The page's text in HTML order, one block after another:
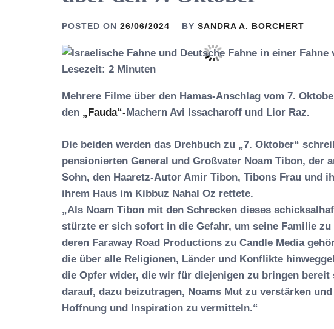
POSTED ON 26/06/2024 BY SANDRA A. BORCHERT
Lesezeit: 2 Minuten
Mehrere Filme über den Hamas-Anschlag vom 7.
den „Fauda“-Machern Avi Issacharoff und Lior Raz.
Die beiden werden das Drehbuch zu „7. Oktober“
pensionierten General und Großvater Noam Tibon, der
Sohn, den Haaretz-Autor Amir Tibon, Tibons Frau und
ihrem Haus im Kibbuz Nahal Oz rettete.
„Als Noam Tibon mit den Schrecken dieses
stürzte er sich sofort in die Gefahr, um seine Familie
deren Faraway Road Productions zu Candle Media
die über alle Religionen, Länder und Konflikte
die Opfer wider, die wir für diejenigen zu bringen
darauf, dazu beizutragen, Noams Mut zu verstärken
Hoffnung und Inspiration zu vermitteln.“